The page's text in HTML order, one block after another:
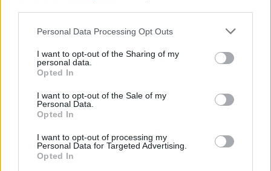
Personal Data Processing Opt Outs
I want to opt-out of the Sharing of my
personal data.
Opted In
I want to opt-out of the Sale of my
Personal Data.
Opted In
I want to opt-out of processing my
Personal Data for Targeted Advertising.
Opted In